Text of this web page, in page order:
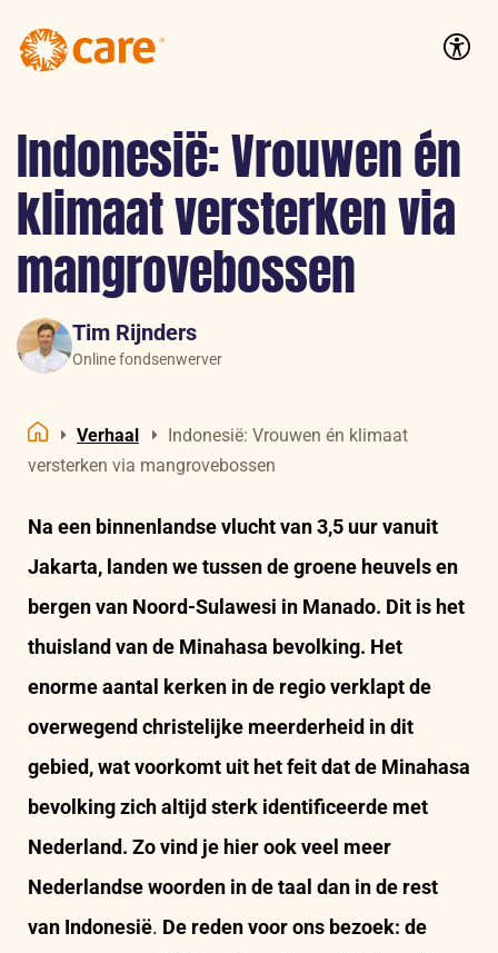
Indonesië: Vrouwen én
klimaat versterken via
mangrovebossen
Tim Rijnders
Online fondsenwerver
Home
Verhaal
Indonesië: Vrouwen én klimaat
versterken via mangrovebossen
Na een binnenlandse vlucht van 3,5 uur vanuit
Jakarta, landen we tussen de groene heuvels en
bergen van Noord-Sulawesi in Manado. Dit is het
thuisland van de Minahasa bevolking. Het
enorme aantal kerken in de regio verklapt de
overwegend christelijke meerderheid in dit
gebied, wat voorkomt uit het feit dat de Minahasa
bevolking zich altijd sterk identificeerde met
Nederland. Zo vind je hier ook veel meer
Nederlandse woorden in de taal dan in de rest
van Indonesië. De reden voor ons bezoek: de